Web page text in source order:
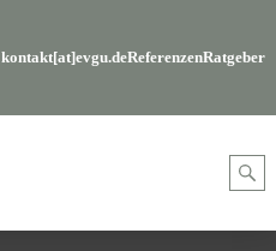
kontakt[at]evgu.deReferenzenRatgeber